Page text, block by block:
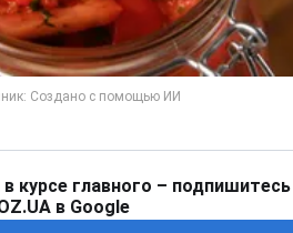
курсе главного – подпишитесь
в Google